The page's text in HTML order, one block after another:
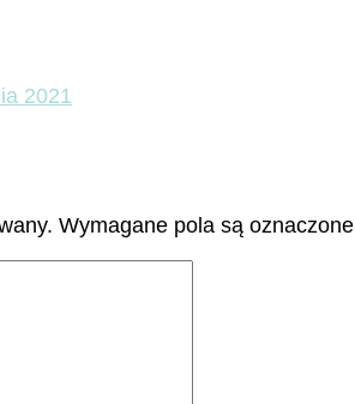
2021
Wymagane pola są oznaczone